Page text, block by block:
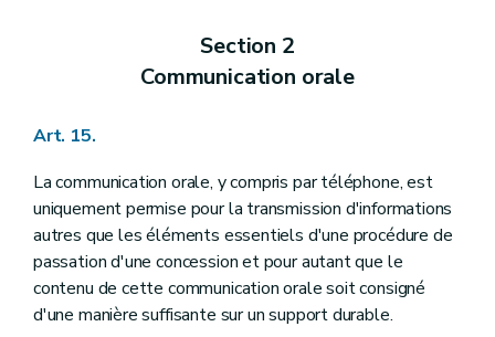
Section 2
Communication orale
Art. 15.
La communication orale, y compris par téléphone, est
uniquement permise pour la transmission d'informations
autres que les éléments essentiels d'une procédure de
passation d'une concession et pour autant que le
contenu de cette communication orale soit consigné
d'une manière suffisante sur un support durable.